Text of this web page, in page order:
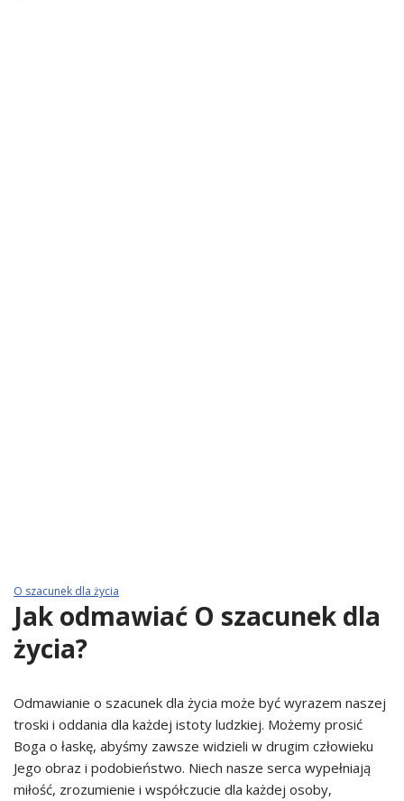
O szacunek dla życia
Jak odmawiać O szacunek dla
życia?
Odmawianie o szacunek dla życia może być wyrazem naszej
troski i oddania dla każdej istoty ludzkiej. Możemy prosić
Boga o łaskę, abyśmy zawsze widzieli w drugim człowieku
Jego obraz i podobieństwo. Niech nasze serca wypełniają
miłość, zrozumienie i współczucie dla każdej osoby,